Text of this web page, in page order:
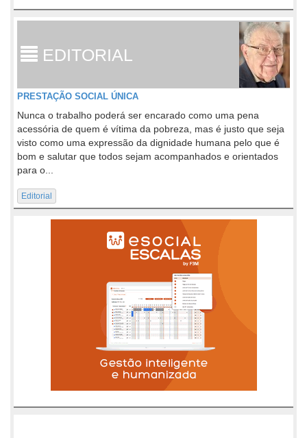
EDITORIAL
PRESTAÇÃO SOCIAL ÚNICA
Nunca o trabalho poderá ser encarado como uma pena
acessória de quem é vítima da pobreza, mas é justo que seja
visto como uma expressão da dignidade humana pelo que é
bom e salutar que todos sejam acompanhados e orientados
para o...
Editorial